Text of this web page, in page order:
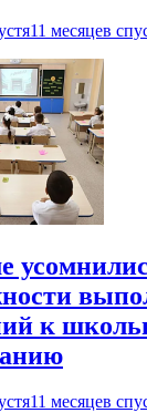
11 месяцев
к
11 месяцев